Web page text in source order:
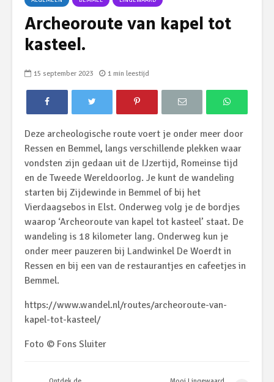
Archeoroute van kapel tot
kasteel.
15 september 2023 1 min leestijd
Deze archeologische route voert je onder meer door
Ressen en Bemmel, langs verschillende plekken waar
vondsten zijn gedaan uit de IJzertijd, Romeinse tijd
en de Tweede Wereldoorlog. Je kunt de wandeling
starten bij Zijdewinde in Bemmel of bij het
Vierdaagsebos in Elst. Onderweg volg je de bordjes
waarop ‘Archeoroute van kapel tot kasteel’ staat. De
wandeling is 18 kilometer lang. Onderweg kun je
onder meer pauzeren bij Landwinkel De Woerdt in
Ressen en bij een van de restaurantjes en cafeetjes in
Bemmel.
https://www.wandel.nl/routes/archeoroute-van-
kapel-tot-kasteel/
Foto © Fons Sluiter